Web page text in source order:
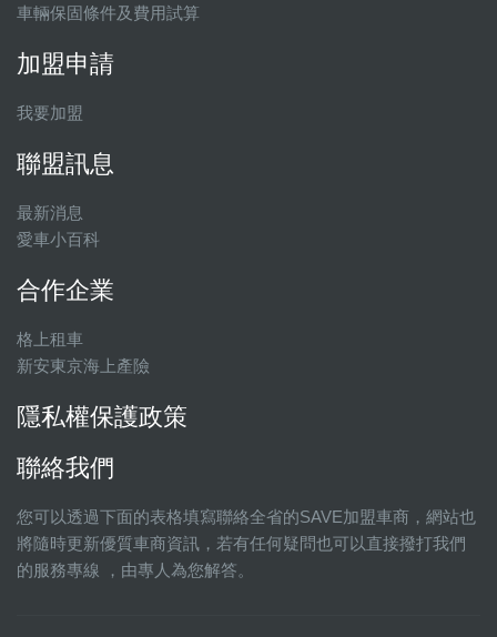
車輛保固條件及費用試算
加盟申請
我要加盟
聯盟訊息
最新消息
愛車小百科
合作企業
格上租車
新安東京海上產險
隱私權保護政策
聯絡我們
您可以透過下面的表格填寫聯絡全省的SAVE加盟車商，網站也
將隨時更新優質車商資訊，若有任何疑問也可以直接撥打我們
的服務專線 ，由專人為您解答。